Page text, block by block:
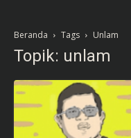
Beranda Tags Unlam
Topik: unlam